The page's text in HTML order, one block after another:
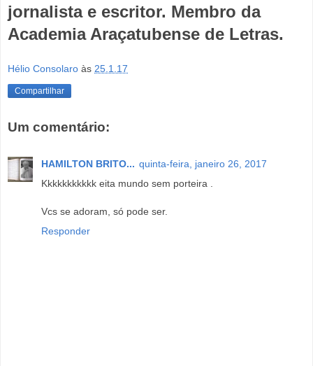
jornalista e escritor. Membro da
Academia Araçatubense de Letras.
Hélio Consolaro às 25.1.17
Compartilhar
Um comentário:
HAMILTON BRITO... quinta-feira, janeiro 26, 2017
Kkkkkkkkkkk eita mundo sem porteira .
Vcs se adoram, só pode ser.
Responder